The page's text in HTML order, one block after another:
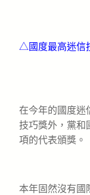
△國度最高迷信
在今年的國度迷
技巧獎外，黨和
項的代表頒獎。
本年固然沒有國